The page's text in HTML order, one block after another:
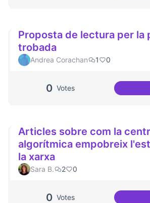
Proposta de lectura per la
trobada
Andrea Corachan 1 0
0 Votes
Articles sobre com la
algorítmica empobreix
la xarxa
Sara B. 2 0
0 Votes